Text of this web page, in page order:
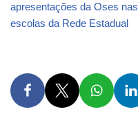
apresentações da Oses nas
escolas da Rede Estadual